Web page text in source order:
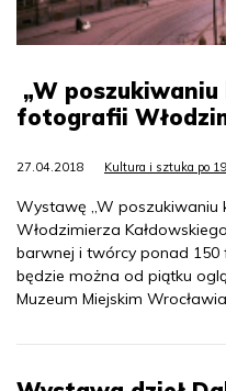
„W
fotografii
27.04.2018 Kultura i sztuka po
Wystawę „W poszukiwaniu
Włodzimierza
barwnej i twórcy ponad
będzie można od piątku
Muzeum Miejskim